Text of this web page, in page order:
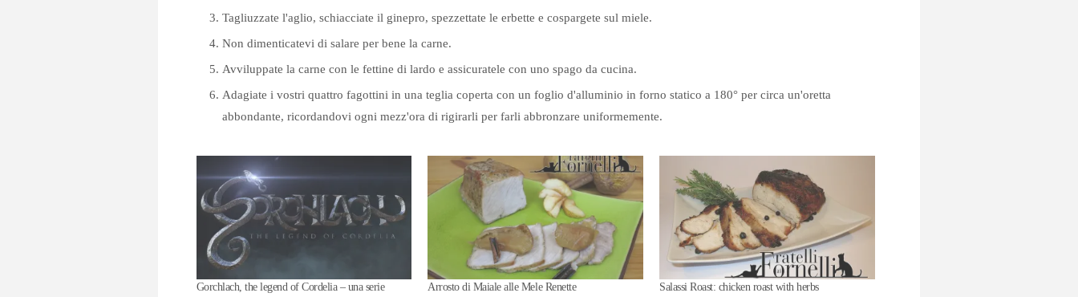
Tagliuzzate l'aglio, schiacciate il ginepro, spezzettate le erbette e cospargete sul miele.
Non dimenticatevi di salare per bene la carne.
Avviluppate la carne con le fettine di lardo e assicuratele con uno spago da cucina.
Adagiate i vostri quattro fagottini in una teglia coperta con un foglio d'alluminio in forno statico a 180° per circa un'oretta
abbondante, ricordandovi ogni mezz'ora di rigirarli per farli abbronzare uniformemente.
Gorchlach, the legend of Cordelia – una serie
Arrosto di Maiale alle Mele Renette Salassi Roast: chicken roast with herbs